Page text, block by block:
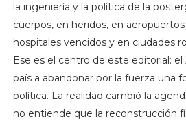
la ingeniería y la política de la
cuerpos, en heridos, en
hospitales vencidos y en ciudades
Ese es el centro de este editorial: el
país a abandonar por la fuerza una
política. La realidad cambió la
no entiende que la reconstrucción